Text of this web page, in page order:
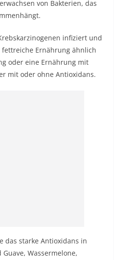
von Bakterien, das
infiziert und
Ernährung ähnlich
oder eine Ernährung mit
mit oder ohne Antioxidans.
das starke Antioxidans in
Wassermelone,